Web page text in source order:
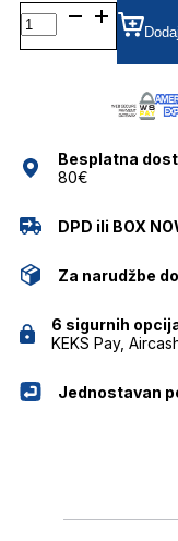
MP502197
OKVIRI
MARC
Besplatna
80€
DPD ili BOX
Za narudžbe
6 sigurnih
KEKS Pay,
Jednostavan